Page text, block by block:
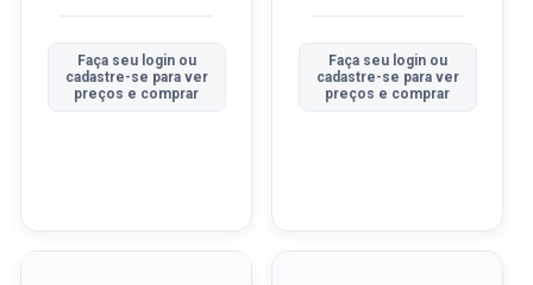
Faça seu login ou
cadastre-se para ver
preços e comprar
Faça seu login ou
cadastre-se para ver
preços e comprar